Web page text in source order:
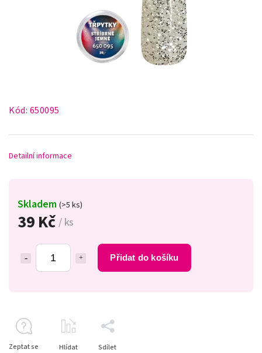
Kód: 650095
39 Kč/ ks
Přidat do košíku
Skladem (>5 ks)
Detailní informace
Zeptat se Hlídat Sdílet